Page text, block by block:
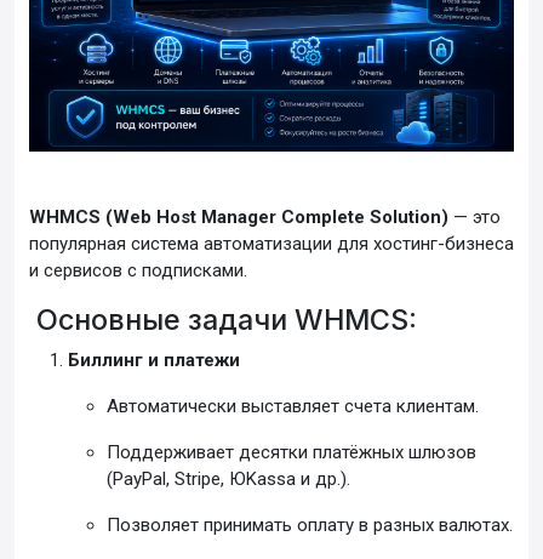
WHMCS (Web Host Manager Complete Solution) — это
популярная система автоматизации для хостинг-бизнеса
и сервисов с подписками.
Основные задачи WHMCS:
Биллинг и платежи
Автоматически выставляет счета клиентам.
Поддерживает десятки платёжных шлюзов
(PayPal, Stripe, ЮKassa и др.).
Позволяет принимать оплату в разных валютах.